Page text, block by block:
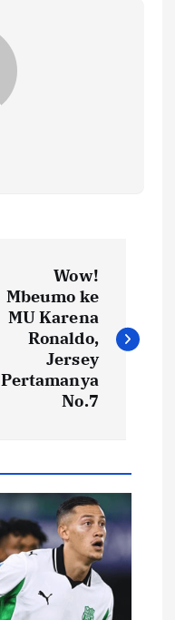
Wow!
Mbeumo ke
MU Karena
Ronaldo,
Jersey
Pertamanya
No.7